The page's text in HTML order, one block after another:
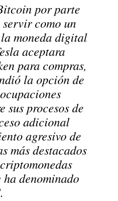
por parte
como un
moneda digital
aceptara
para compras,
la opción de
sus procesos de
adicional
agresivo de
más destacados
denominado